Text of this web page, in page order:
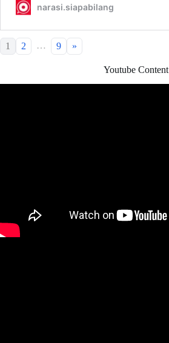
1 2 … 9 »
Youtube Content